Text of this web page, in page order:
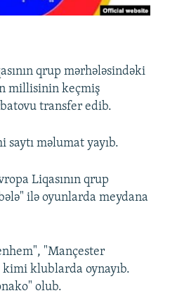
qrup mərhələsindəki
millisinin keçmiş
transfer edib.
saytı məlumat yayıb.
Liqasının qrup
ilə oyunlarda meydana
"Mançester
klublarda oynayıb.
olub.